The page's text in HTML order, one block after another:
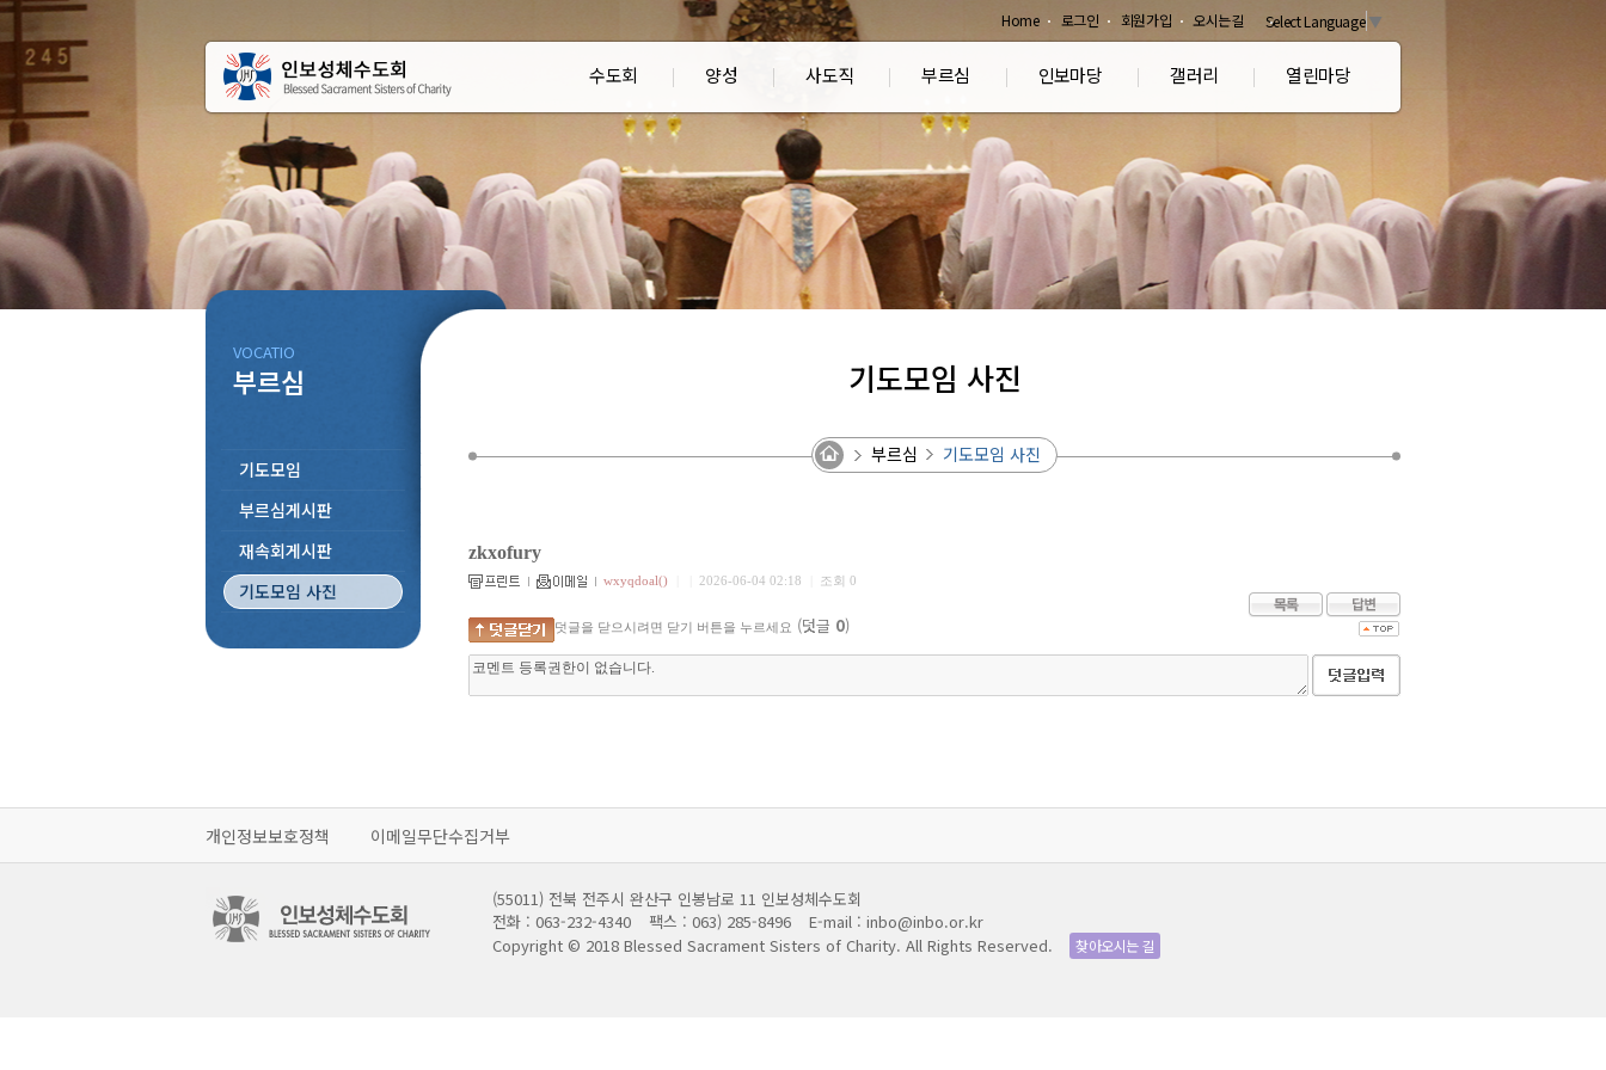
Home 로그인 회원가입 오시는길 Select Language ▼
수도회 양성 사도직 부르심 인보마당 갤러리 열린마당
VOCATIO
부르심
기도모임
부르심게시판
재속회게시판
기도모임 사진
기도모임 사진
부르심 기도모임 사진
zkxofury
wxyqdoal() 2026-06-04 02:18 조회 0
덧글을 닫으시려면 닫기 버튼을 누르세요 (덧글 0)
개인정보보호정책 이메일무단수집거부
(55011) 전북 전주시 완산구 인봉남로 11 인보성체수도회
전화 : 063-232-4340
팩스 : 063) 285-8496
E-mail : inbo@inbo.or.kr
Copyright © 2018 Blessed Sacrament Sisters of Charity. All Rights Reserved. 찾아오시는 길